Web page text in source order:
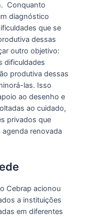
Conquanto
diagnóstico
que se
dessas
outro objetivo:
dificuldades
produtiva dessas
las. Isso
ao desenho e
ao cuidado,
privados que
renovada
Cebrap acionou
a instituições
em diferentes